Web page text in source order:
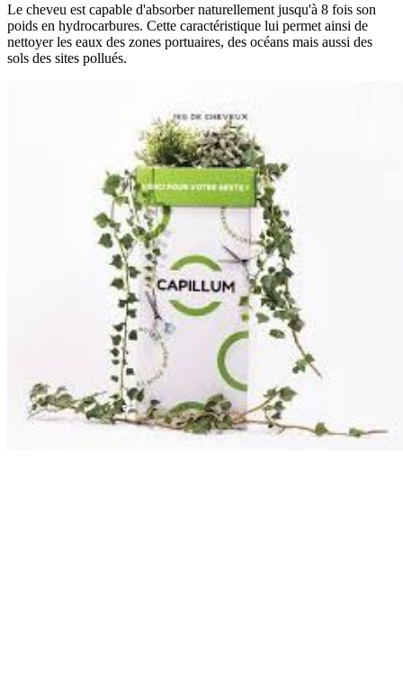
Le cheveu est capable d'absorber naturellement jusqu'à 8 fois son
poids en hydrocarbures. Cette caractéristique lui permet ainsi de
nettoyer les eaux des zones portuaires, des océans mais aussi des
sols des sites pollués.